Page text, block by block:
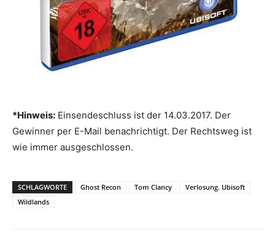
*Hinweis: Einsendeschluss ist der 14.03.2017. Der
Gewinner per E-Mail benachrichtigt. Der Rechtsweg ist
wie immer ausgeschlossen.
SCHLAGWORTE Ghost Recon Tom Clancy
Verlosung. Ubisoft
Wildlands